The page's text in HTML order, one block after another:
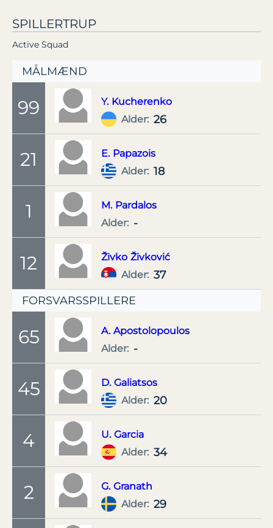
SPILLERTRUP
Active Squad
MÅLMÆND
99 Y. Kucherenko
Alder: 26
21 E. Papazois
Alder: 18
1 M. Pardalos
Alder: -
12 Živko Živković
Alder: 37
FORSVARSSPILLERE
65 A. Apostolopoulos
Alder: -
45 D. Galiatsos
Alder: 20
4 U. Garcia
Alder: 34
2 G. Granath
Alder: 29